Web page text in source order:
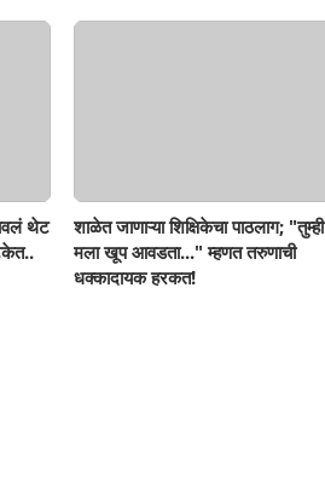
थेट
शाळेत जाणाऱ्या शिक्षिकेचा पाठलाग; "तुम्ही
मला खूप आवडता..." म्हणत तरुणाची
धक्कादायक हरकत!